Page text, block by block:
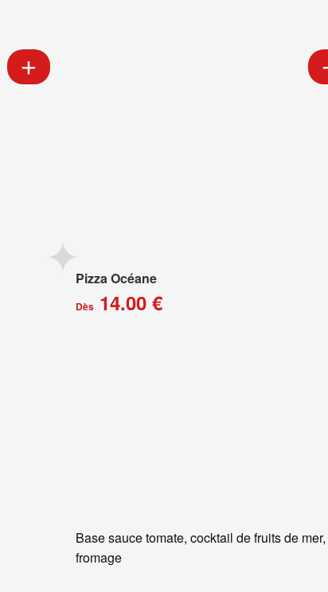
Pizza Océane
Dès14.00 €
Base sauce tomate, cocktail de fruits de mer,
fromage